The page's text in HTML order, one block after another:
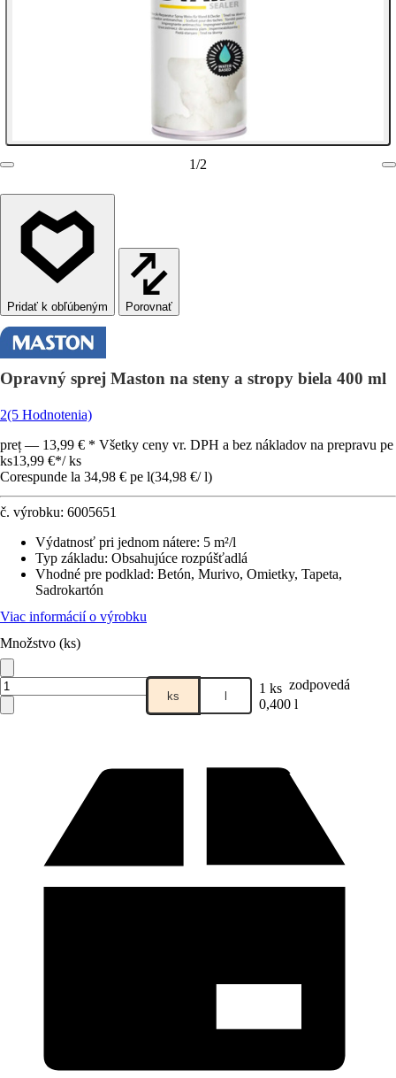
1/2
Porovnať
Opravný sprej Maston na steny a stropy biela 400 ml
2(5 Hodnotenia)
preț — 13,99 € * Všetky ceny vr. DPH a bez nákladov na prepravu pe
ks13,99 €*/ ks
Corespunde la 34,98 € pe l(34,98 €/ l)
č. výrobku: 6005651
Výdatnosť pri jednom nátere: 5 m²/l
Typ základu: Obsahujúce rozpúšťadlá
Vhodné pre podklad: Betón, Murivo, Omietky, Tapeta,
Sadrokartón
Viac informácií o výrobku
Množstvo (ks)
ks l 1 ks zodpovedá
0,400 l